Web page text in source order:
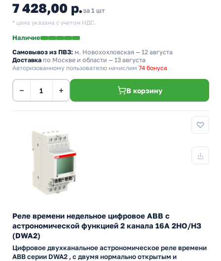
7 428,00 р.за 1 шт
* цена указана с учетом НДС.
Наличие
Самовывоз из ПВЗ: м. Новохохловская — 12 августа
Доставка по Москве и области — 13 августа
Авторизованному пользователю начислим 74 бонуса
− + В корзину
Реле времени недельное цифровое ABB с
астрономической функцией 2 канала 16А 2НО/НЗ
(DWA2)
Цифровое двухканальное астрономическое реле времени
ABB серии DWA2 , с двумя нормально открытым и